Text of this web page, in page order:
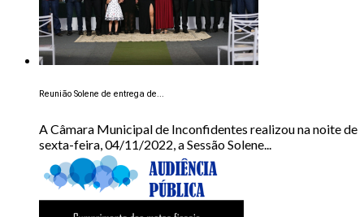
Reunião Solene de entrega de...
A Câmara Municipal de Inconfidentes realizou na noite de
sexta-feira, 04/11/2022, a Sessão Solene...